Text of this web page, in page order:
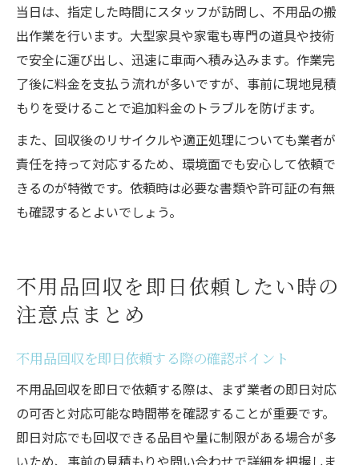
当日は、指定した時間にスタッフが訪問し、不用品の搬
出作業を行います。大型家具や家電も専門の道具や技術
で安全に運び出し、迅速に車両へ積み込みます。作業完
了後に料金を支払う流れが多いですが、事前に現地見積
もりを受けることで追加料金のトラブルを防げます。
また、回収後のリサイクルや適正処理についても業者が
責任を持って対応するため、環境面でも安心して依頼で
きるのが特徴です。依頼時は必要な書類や許可証の有無
も確認するとよいでしょう。
不用品回収を即日依頼したい時の
注意点まとめ
不用品回収を即日依頼する際の確認ポイント
不用品回収を即日で依頼する際は、まず業者の即日対応
の可否と対応可能な時間帯を確認することが重要です。
即日対応でも回収できる品目や量に制限がある場合が多
いため、事前の見積もりや問い合わせで詳細を把握しま